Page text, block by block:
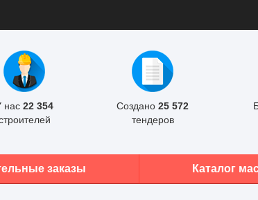
нас 22 354
Создано 25 572
тендеров
заказы Каталог